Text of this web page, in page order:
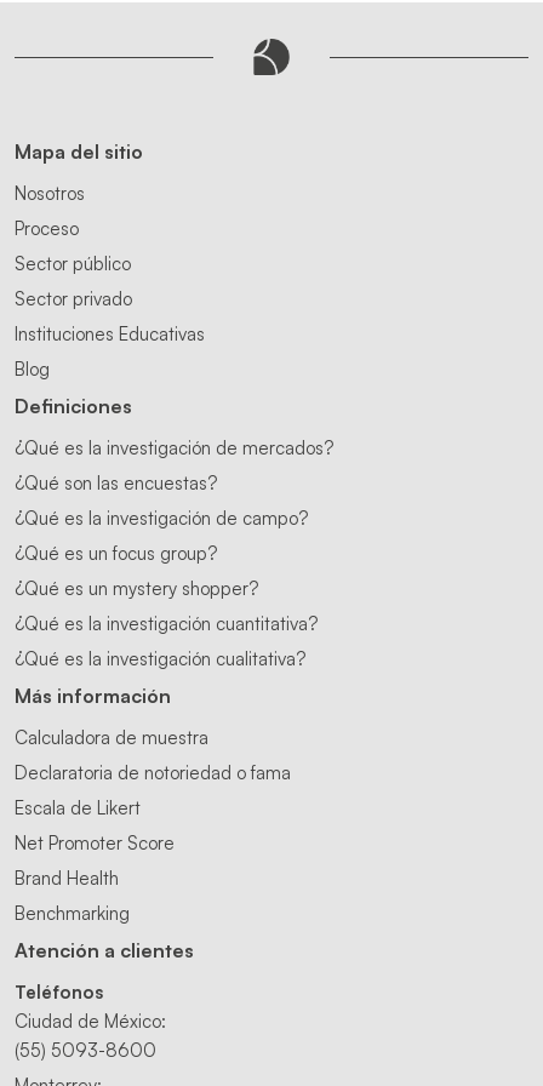
Mapa del sitio
Nosotros
Proceso
Sector público
Sector privado
Instituciones Educativas
Blog
Definiciones
¿Qué es la investigación de mercados?
¿Qué son las encuestas?
¿Qué es la investigación de campo?
¿Qué es un focus group?
¿Qué es un mystery shopper?
¿Qué es la investigación cuantitativa?
¿Qué es la investigación cualitativa?
Más información
Calculadora de muestra
Declaratoria de notoriedad o fama
Escala de Likert
Net Promoter Score
Brand Health
Benchmarking
Atención a clientes
Teléfonos
Ciudad de México:
(55) 5093-8600